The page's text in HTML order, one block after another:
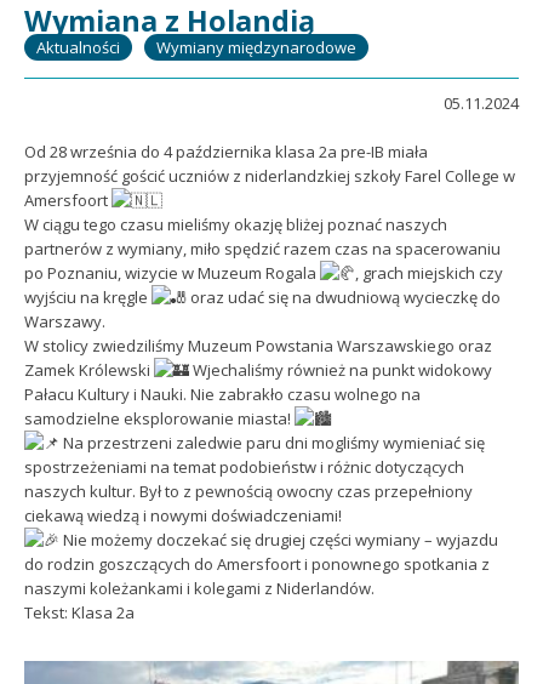
Wymiana z Holandią
Aktualności Wymiany międzynarodowe
05.11.2024
Od 28 września do 4 października klasa 2a pre-IB miała
przyjemność gościć uczniów z niderlandzkiej szkoły Farel College w
Amersfoort
W ciągu tego czasu mieliśmy okazję bliżej poznać naszych
partnerów z wymiany, miło spędzić razem czas na spacerowaniu
po Poznaniu, wizycie w Muzeum Rogala
, grach miejskich czy
wyjściu na kręgle
oraz udać się na dwudniową wycieczkę do
Warszawy.
W stolicy zwiedziliśmy Muzeum Powstania Warszawskiego oraz
Zamek Królewski
Wjechaliśmy również na punkt widokowy
Pałacu Kultury i Nauki. Nie zabrakło czasu wolnego na
samodzielne eksplorowanie miasta!
Na przestrzeni zaledwie paru dni mogliśmy wymieniać się
spostrzeżeniami na temat podobieństw i różnic dotyczących
naszych kultur. Był to z pewnością owocny czas przepełniony
ciekawą wiedzą i nowymi doświadczeniami!
Nie możemy doczekać się drugiej części wymiany – wyjazdu
do rodzin goszczących do Amersfoort i ponownego spotkania z
naszymi koleżankami i kolegami z Niderlandów.
Tekst: Klasa 2a